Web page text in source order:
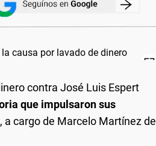
contra José Luis Espert
que impulsaron sus
, a cargo de Marcelo Martínez de